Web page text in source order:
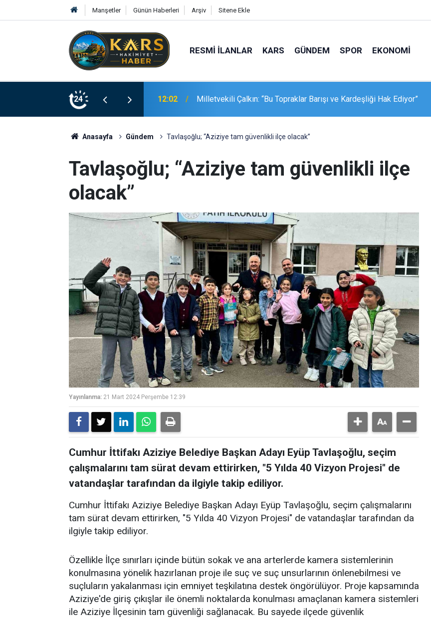
Manşetler Günün Haberleri Arşiv Sitene Ekle
RESMI İLANLAR KARS GÜNDEM SPOR EKONOMI
24
ve Kardeşliği Hak Ediyor” 11:45 Alabalık deresi Belediye ekiplerince temizlendi
Anasayfa Gündem Tavlaşoğlu; “Aziziye tam güvenlikli ilçe olacak”
Tavlaşoğlu; “Aziziye tam güvenlikli ilçe
olacak”
Yayınlanma: 21 Mart 2024 Perşembe 12:39
Cumhur İttifakı Aziziye Belediye Başkan Adayı Eyüp Tavlaşoğlu, seçim
çalışmalarını tam sürat devam ettirirken, "5 Yılda 40 Vizyon Projesi" de
vatandaşlar tarafından da ilgiyle takip ediliyor.
Cumhur İttifakı Aziziye Belediye Başkan Adayı Eyüp Tavlaşoğlu, seçim çalışmalarını
tam sürat devam ettirirken, "5 Yılda 40 Vizyon Projesi" de vatandaşlar tarafından da
ilgiyle takip ediliyor.
Özellikle İlçe sınırları içinde bütün sokak ve ana arterlerde kamera sistemlerinin
konulmasına yönelik hazırlanan proje ile suç ve suç unsurlarının önlenebilmesi ve
suçluların yakalanması için emniyet teşkilatına destek öngörülüyor. Proje kapsamında
Aziziye'de giriş çıkışlar ile önemli noktalarda konulması amaçlanan kamera sistemleri
ile Aziziye İlçesinin tam güvenliği sağlanacak. Bu sayede ilçede güvenlik